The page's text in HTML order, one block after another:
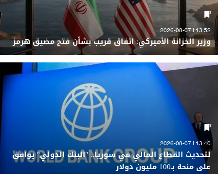
13:52 | 2026-08-07
وزير الخزانة الأميركي: اتفاق قريب بشأن فتح مضيق هرمز
13:40 | 2026-08-07
لتحديث القطاع المالي في سوريا.. "البنك الدولي" يوافق
على منحة بـ100 مليون دولار